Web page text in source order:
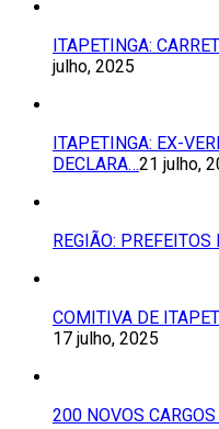
ITAPETINGA:
julho, 2025
ITAPETINGA: EX-
DECLARA…21 julho,
REGIÃO:
COMITIVA DE
17 julho, 2025
200 NOVOS